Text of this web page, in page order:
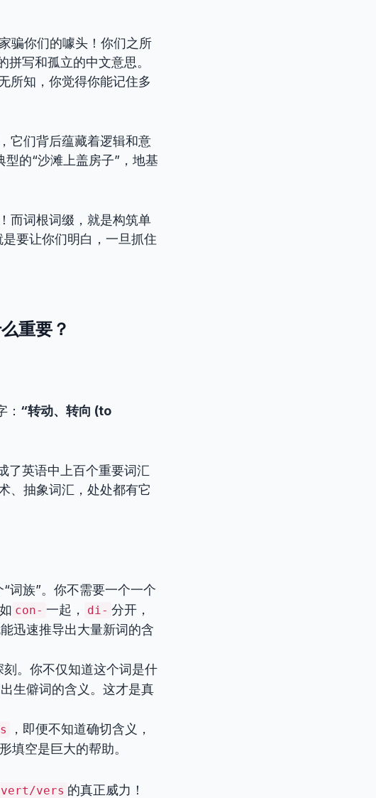
骗你们的噱头！你们之所
写和孤立的中文意思。
所知，你觉得你能记住多
它们背后蕴藏着逻辑和意
型的“沙滩上盖房子”，地基
而词根词缀，就是构筑单
要让你们明白，一旦抓住
重要？
： “转动、转向 (to
了英语中上百个重要词汇
、抽象词汇，处处都有它
词族”。你不需要一个一个
con- 一起， di- 分开，
迅速推导出大量新词的含
。你不仅知道这个词是什
生僻词的含义。这才是真
，即便不知道确切含义，
填空是巨大的帮助。
vert/vers 的真正威力！